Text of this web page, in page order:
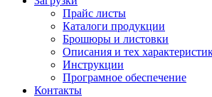
Прайс листы
Каталоги продукции
Брошюры и листовки
Описания и тех
Инструкции
Програмное обеспечение
Контакты